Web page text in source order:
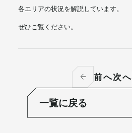
各エリアの状況を解説しています。
ぜひご覧ください。
前へ次へ
一覧に戻る